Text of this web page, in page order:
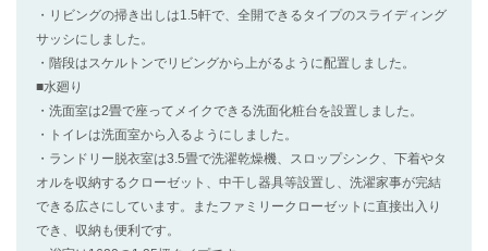
・リビングの掃き出しは1.5軒で、全開できるタイプのスライディング
サッシにしました。
・階段はスケルトンでリビングから上がるように配置しました。
■水廻り
・洗面室は2畳で座ってメイクできる洗面化粧台を設置しました。
・トイレは洗面室から入るようにしました。
・ランドリー脱衣室は3.5畳で洗濯乾燥機、スロップシンク、下着やタ
オルを収納するクローゼット、中干し器具等設置し、洗濯家事が完結
できる広さにしています。またファミリークローゼットに直接出入り
でき、収納も便利です。